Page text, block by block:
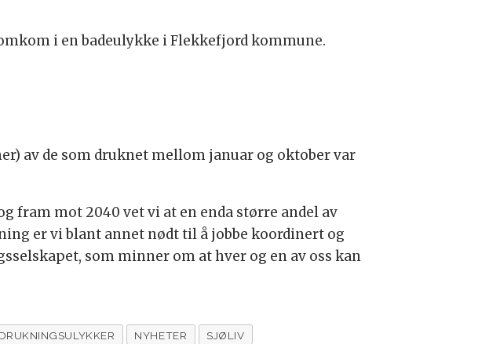
i en badeulykke i Flekkefjord kommune.
av de som druknet mellom januar og oktober var
fram mot 2040 vet vi at en enda større andel av
er vi blant annet nødt til å jobbe koordinert og
som minner om at hver og en av oss kan
DRUKNINGSULYKKER NYHETER SJØLIV